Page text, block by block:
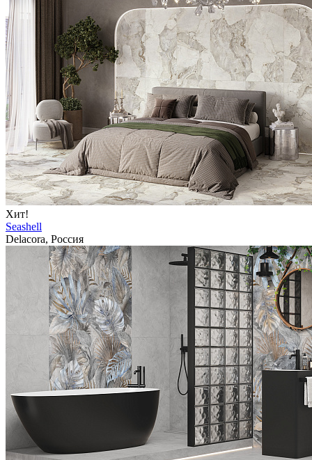
Хит!
Seashell
Delacora, Россия